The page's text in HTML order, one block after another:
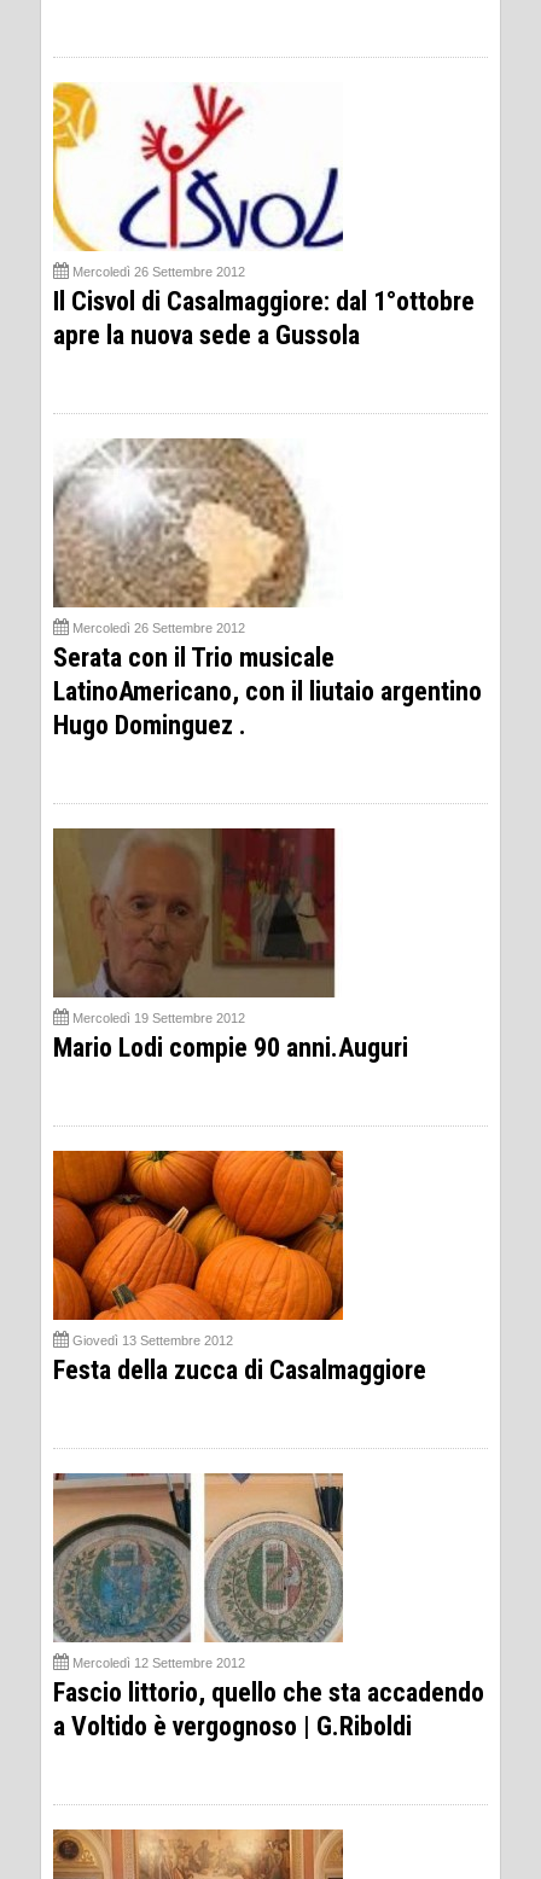
Mercoledì 26 Settembre 2012
Il Cisvol di Casalmaggiore: dal 1°ottobre
apre la nuova sede a Gussola
Mercoledì 26 Settembre 2012
Serata con il Trio musicale
LatinoAmericano, con il liutaio argentino
Hugo Dominguez .
Mercoledì 19 Settembre 2012
Mario Lodi compie 90 anni.Auguri
Giovedì 13 Settembre 2012
Festa della zucca di Casalmaggiore
Mercoledì 12 Settembre 2012
Fascio littorio, quello che sta accadendo
a Voltido è vergognoso | G.Riboldi